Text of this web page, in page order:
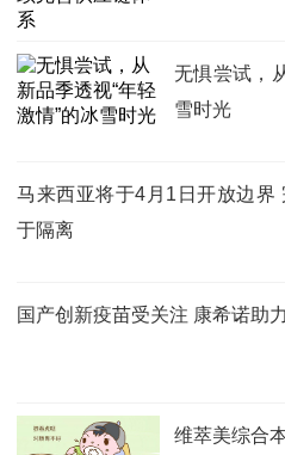
无惧尝试，
雪时光
马来西亚将于4月1日开放边界
于隔离
国产创新疫苗受关注 康希诺助
维萃美综合